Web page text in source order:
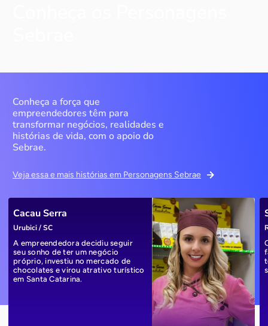
Conheça a força que
empreendedores têm para
transformar negócios, realidades e
histórias de vida, com o apoio do
Sebrae.
Veja essa e mais histórias em Personagens Sebrae
Cacau Serra
Urubici / SC
A empreendedora decidiu seguir
seu sonho de ter um negócio
próprio, investiu no mercado de
chocolates e virou atrativo turístico
em Santa Catarina.